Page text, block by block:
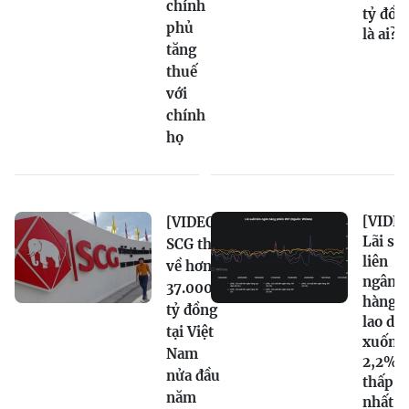
chính
phủ
tăng
thuế
với
chính
họ
tỷ
là ai?
[VIDEO]
SCG thu
về hơn
37.000
tỷ đồng
tại Việt
Nam
nửa đầu
năm
Lãi
liên
ngân
hàng
lao dốc
xuống
2,2%,
thấp
nhất